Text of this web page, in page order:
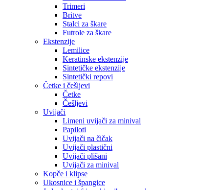
Trimeri
Britve
Stalci za škare
Futrole za škare
Ekstenzije
Lemilice
Keratinske ekstenzije
Sintetičke ekstenzije
Sintetički repovi
Četke i češljevi
Četke
Češljevi
Uvijači
Limeni uvijači za minival
Papiloti
Uvijači na čičak
Uvijači plastični
Uvijači plišani
Uvijači za minival
Kopče i klipse
Ukosnice i špangice